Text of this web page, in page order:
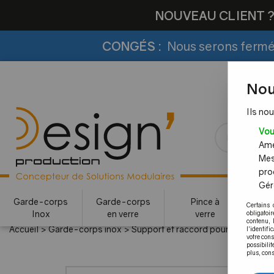
NOUVEAU CLIENT ?
CONGÉS : Nous serons
Garde-corps
Inox
Garde-corps
en verre
Pince à
verre
Accueil>Garde-corps inox>Support et raccord pour barre inox
Ils
Certains
contenu,
votre
plus,